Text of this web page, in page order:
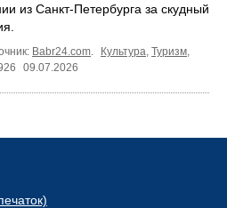
из Санкт-Петербурга за скудный
Babr24.com. Культура, Туризм,
09.07.2026